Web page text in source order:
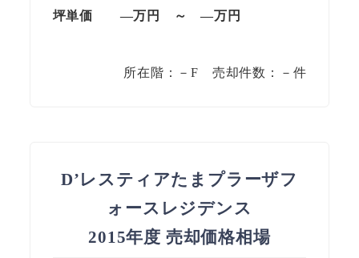
坪単価 —万円 ～—万円
所在階：－F 売却件数：－件
D’レスティアたまプラーザフ
ォースレジデンス
2015年度 売却価格相場